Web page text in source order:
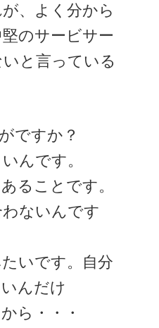
、よく分から
のサービサー
と言っている
ですか？
んです。
ることです。
ないんです
いです。自分
んだけ
ら・・・